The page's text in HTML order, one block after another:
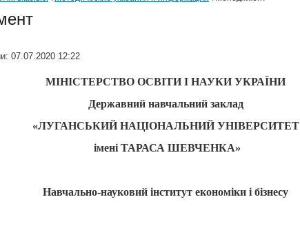
07.07.2020 12:22
МІНІСТЕРСТВО ОСВІТИ І НАУКИ УКРАЇНИ
Державний навчальний заклад
«ЛУГАНСЬКИЙ НАЦІОНАЛЬНИЙ УНІВЕРСИТЕТ
імені ТАРАСА ШЕВЧЕНКА»
Навчально-науковий інститут економіки і бізнесу